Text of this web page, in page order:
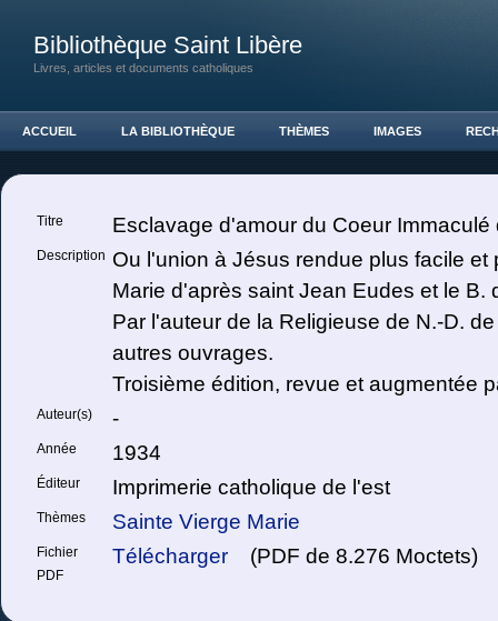
Bibliothèque Saint Libère
Livres, articles et documents catholiques
ACCUEIL LA BIBLIOTHÈQUE THÈMES IMAGES
Titre Esclavage d'amour du Coeur Immaculé
Description Ou l'union à Jésus rendue plus facile et
Marie d'après saint Jean Eudes et le B.
Par l'auteur de la Religieuse de N.-D.
autres ouvrages.
Troisième édition, revue et augmentée
Auteur(s) -
Année 1934
Éditeur Imprimerie catholique de l'est
Thèmes Sainte Vierge Marie
Fichier
PDF
Télécharger (PDF de 8.276 Moctets)